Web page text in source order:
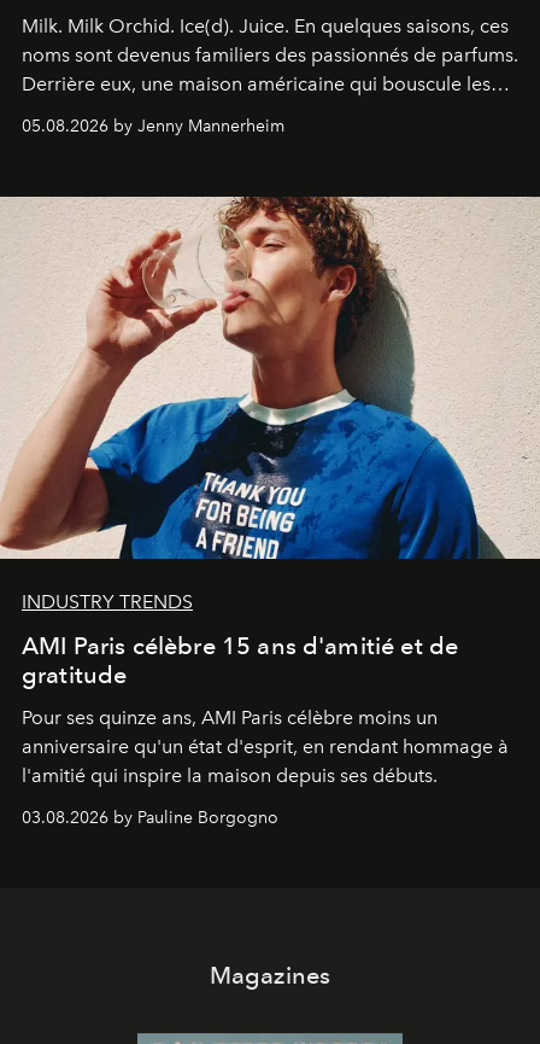
Milk. Milk Orchid. Ice(d). Juice. En quelques saisons, ces
noms sont devenus familiers des passionnés de parfums.
Derrière eux, une maison américaine qui bouscule les
codes de la parfumerie contemporaine en proposant
une approche aussi intuitive que personnelle :
05.08.2026 by Jenny Mannerheim
INDUSTRY TRENDS
AMI Paris célèbre 15 ans d'amitié et de
gratitude
Pour ses quinze ans, AMI Paris célèbre moins un
anniversaire qu'un état d'esprit, en rendant hommage à
l'amitié qui inspire la maison depuis ses débuts.
03.08.2026 by Pauline Borgogno
Magazines